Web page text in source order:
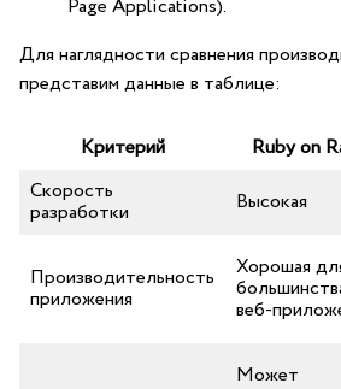
Page Applications).
Для наглядности ‌сравнения⁢
представим данные в таблице:
Критерий Ruby on​
Скорость
⁢разработки Высокая
Производительность
приложения
Хорошая
веб-
Может⁣